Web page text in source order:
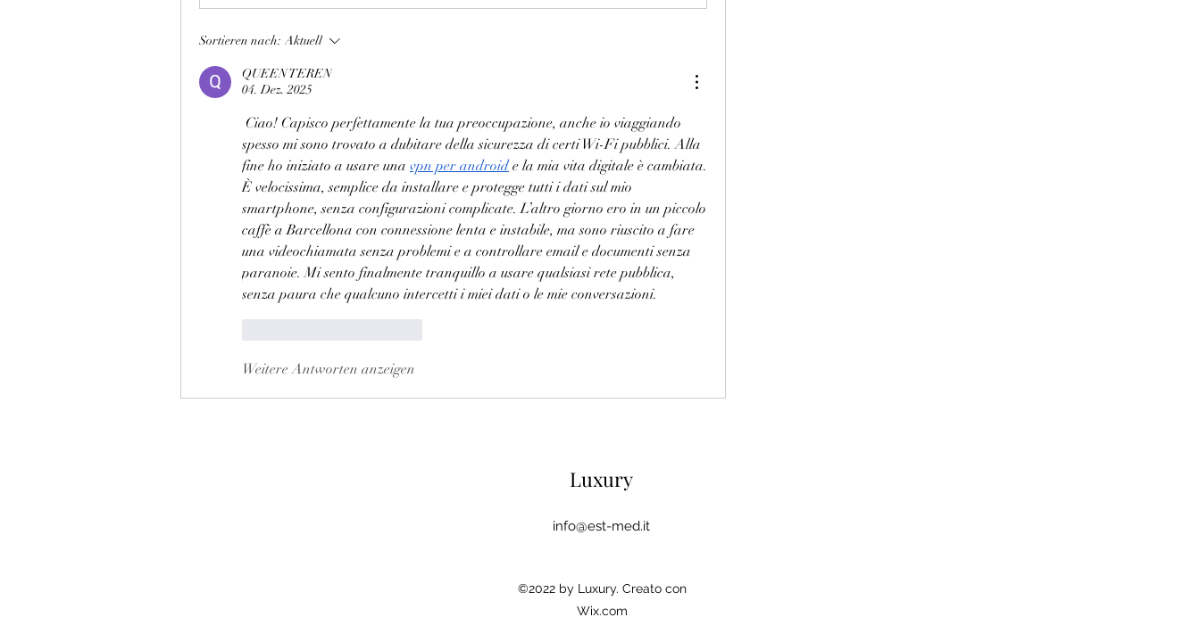
Sortieren nach: Aktuell
QUEEN TEREN
04. Dez. 2025
Ciao! Capisco perfettamente la tua preoccupazione, anche io viaggiando
spesso mi sono trovato a dubitare della sicurezza di certi Wi-Fi pubblici. Alla
fine ho iniziato a usare una vpn per android e la mia vita digitale è cambiata.
È velocissima, semplice da installare e protegge tutti i dati sul mio
smartphone, senza configurazioni complicate. L’altro giorno ero in un piccolo
caffè a Barcellona con connessione lenta e instabile, ma sono riuscito a fare
una videochiamata senza problemi e a controllare email e documenti senza
paranoie. Mi sento finalmente tranquillo a usare qualsiasi rete pubblica,
senza paura che qualcuno intercetti i miei dati o le mie conversazioni.
Weitere Antworten anzeigen
Luxury
info@est-med.it
©2022 by Luxury. Creato con
Wix.com